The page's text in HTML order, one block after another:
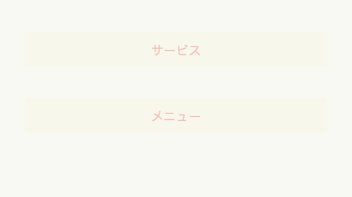
サービス
メニュー